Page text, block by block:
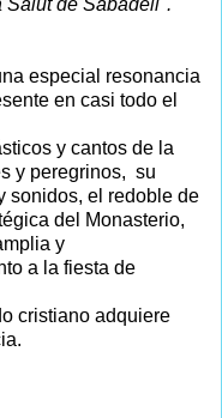
Salut de Sabadell".
especial resonancia
en casi todo el
y cantos de la
y peregrinos, su
sonidos, el redoble de
del Monasterio,
y
a la fiesta de
cristiano adquiere